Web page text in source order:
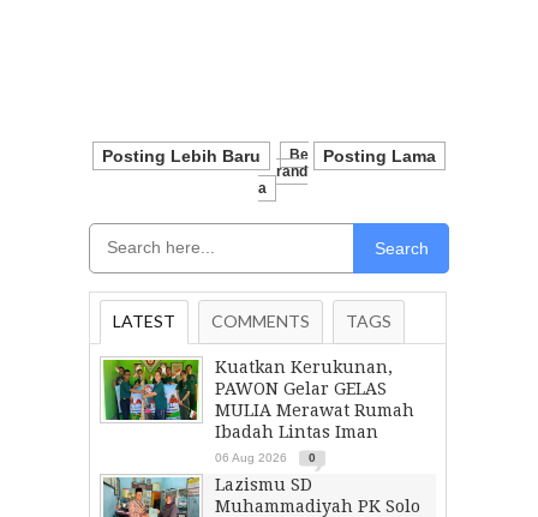
Posting Lebih Baru Posting Lama
Be
Rand
A
Search
LATEST COMMENTS TAGS
Kuatkan Kerukunan,
PAWON Gelar GELAS
MULIA Merawat Rumah
Ibadah Lintas Iman
06 Aug 2026 0
Lazismu SD
Muhammadiyah PK Solo